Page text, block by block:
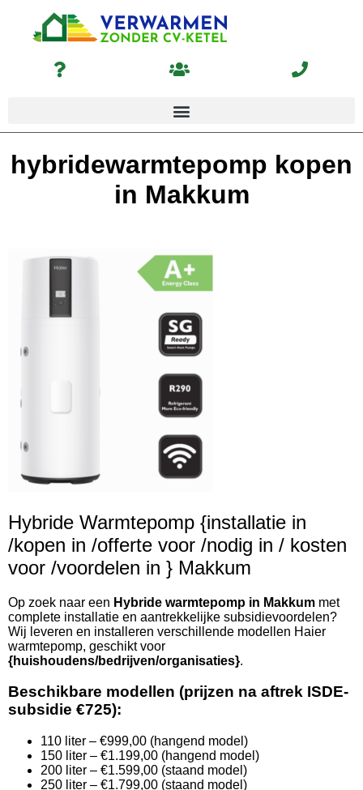
hybridewarmtepomp kopen
in Makkum
Hybride Warmtepomp {installatie in
/kopen in /offerte voor /nodig in / kosten
voor /voordelen in } Makkum
Op zoek naar een Hybride warmtepomp in Makkum met
complete installatie en aantrekkelijke subsidievoordelen?
Wij leveren en installeren verschillende modellen Haier
warmtepomp, geschikt voor
{huishoudens/bedrijven/organisaties}.
Beschikbare modellen (prijzen na aftrek ISDE-
subsidie €725):
110 liter – €999,00 (hangend model)
150 liter – €1.199,00 (hangend model)
200 liter – €1.599,00 (staand model)
250 liter – €1.799,00 (staand model)